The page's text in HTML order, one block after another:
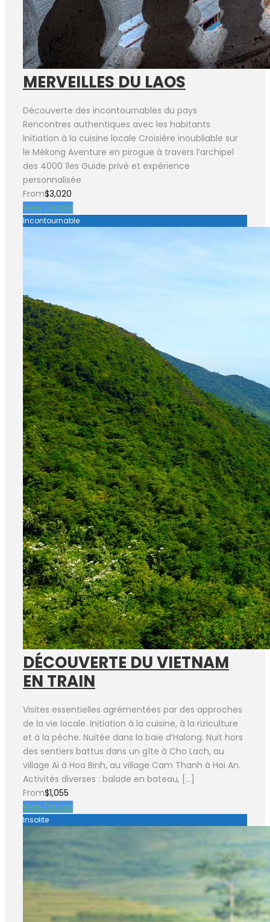
MERVEILLES DU LAOS
Découverte des incontournables du pays
Rencontres authentiques avec les habitants
Initiation à la cuisine locale Croisière inoubliable sur
le Mékong Aventure en pirogue à travers l’archipel
des 4000 îles Guide privé et expérience
personnalisée
From$3,020
View Details
Incontournable
DÉCOUVERTE DU VIETNAM
EN TRAIN
Visites essentielles agrémentées par des approches
de la vie locale. Initiation à la cuisine, à la riziculture
et à la pêche. Nuitée dans la baie d’Halong. Nuit hors
des sentiers battus dans un gîte à Cho Lach, au
village Ai à Hoa Binh, au village Cam Thanh à Hoi An.
Activités diverses : balade en bateau, […]
From$1,055
View Details
Insolite